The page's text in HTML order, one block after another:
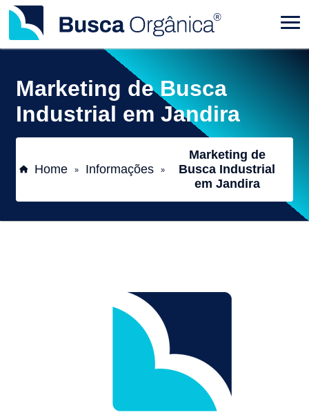
Marketing de Busca
Industrial em Jandira
Home » Informações »
Marketing de
Busca Industrial
em Jandira